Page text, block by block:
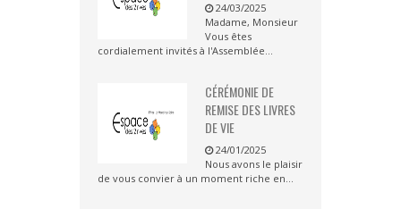
24/03/2025
Madame, Monsieur
Vous êtes
cordialement invités à l'Assemblée...
CÉRÉMONIE DE
REMISE DES LIVRES
DE VIE
24/01/2025
Nous avons le plaisir
de vous convier à un moment riche en...